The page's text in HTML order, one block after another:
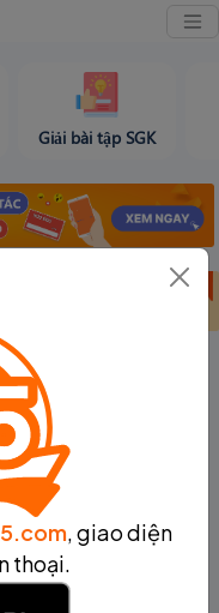
Giải bài tập SGK
Bảng thành tích
, giao diện
thoại.